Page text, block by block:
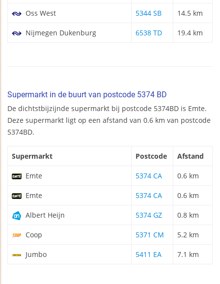
Oss West 5344 SB 14.5 km
Nijmegen Dukenburg 6538 TD 19.4 km
Supermarkt in de buurt van postcode 5374 BD
De dichtstbijzijnde supermarkt bij postcode 5374BD is Emte.
Deze supermarkt ligt op een afstand van 0.6 km van postcode
5374BD.
Supermarkt Postcode Afstand
Emte 5374 CA 0.6 km
Emte 5374 CA 0.6 km
Albert Heijn 5374 GZ 0.8 km
Coop 5371 CM 5.2 km
Jumbo 5411 EA 7.1 km